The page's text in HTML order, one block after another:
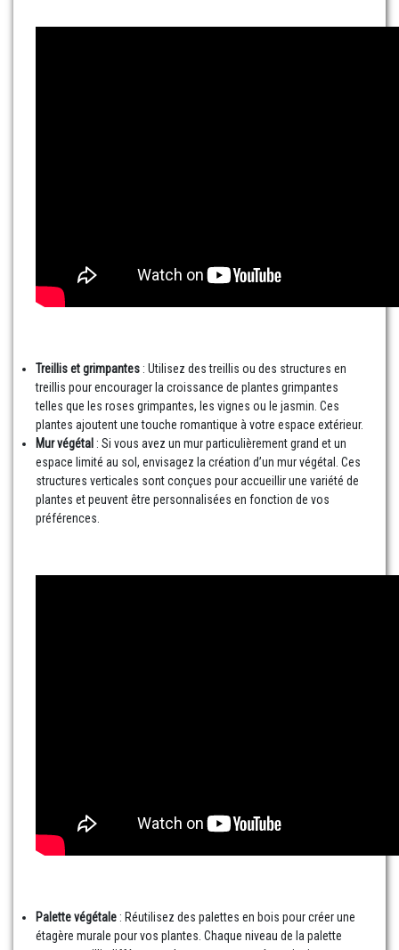
Treillis et grimpantes : Utilisez des treillis ou des structures en
treillis pour encourager la croissance de plantes grimpantes
telles que les roses grimpantes, les vignes ou le jasmin. Ces
plantes ajoutent une touche romantique à votre espace extérieur.
Mur végétal : Si vous avez un mur particulièrement grand et un
espace limité au sol, envisagez la création d’un mur végétal. Ces
structures verticales sont conçues pour accueillir une variété de
plantes et peuvent être personnalisées en fonction de vos
préférences.
Palette végétale : Réutilisez des palettes en bois pour créer une
étagère murale pour vos plantes. Chaque niveau de la palette